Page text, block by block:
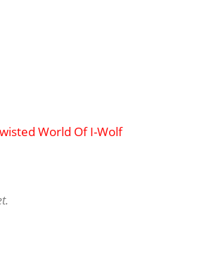
World Of I-Wolf